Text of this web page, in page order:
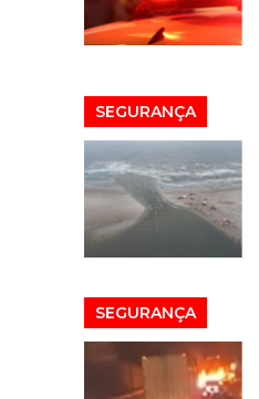
SEGURANÇA
SEGURANÇA